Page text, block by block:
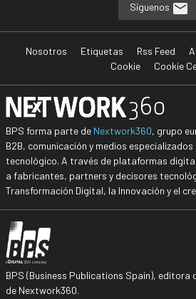
Síguenos
Nosotros Etiquetas Rss Feed
Cookie
Cookie
BPS forma parte de Nextwork360, grupo
B2B, comunicación y medios
tecnológico. A través de plataformas
a fabricantes, partners y decisores
Transformación Digital, la Innovación y el
BPS (Business Publications Spain),
de Nextwork360.